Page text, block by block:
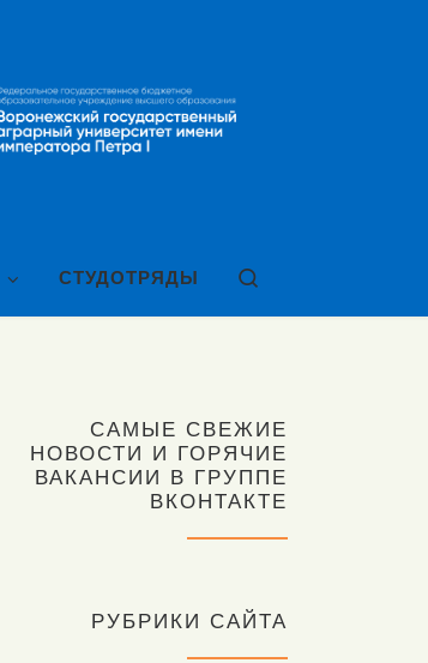
СТУДОТРЯДЫ
САМЫЕ СВЕЖИЕ
НОВОСТИ И ГОРЯЧИЕ
ВАКАНСИИ В ГРУППЕ
ВКОНТАКТЕ
РУБРИКИ САЙТА